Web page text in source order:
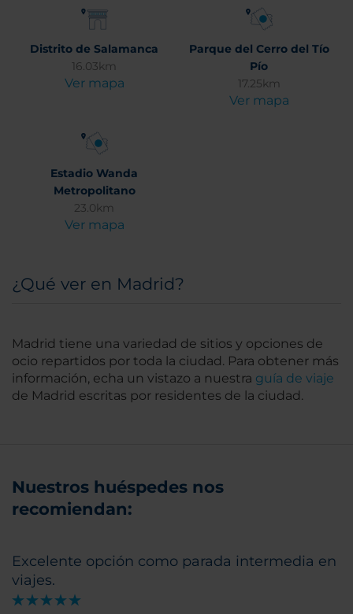
Distrito de Salamanca
16.03km
Ver mapa
Parque del Cerro del Tío
Pío
17.25km
Ver mapa
Estadio Wanda
Metropolitano
23.0km
Ver mapa
¿Qué ver en Madrid?
Madrid tiene una variedad de sitios y opciones de
ocio repartidos por toda la ciudad. Para obtener más
información, echa un vistazo a nuestra guía de viaje
de Madrid escritas por residentes de la ciudad.
Nuestros huéspedes nos
recomiendan:
Excelente opción como parada intermedia en
viajes.